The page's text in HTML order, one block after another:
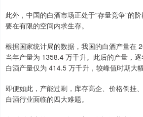
此外，中国的白酒市场正处于"存量竞争"的
要在有限的空间内求生存。
根据国家统计局的数据，我国的白酒产量在
当年产量为 1358.4 万千升。此后的产量，
白酒产量仅为 414.5 万千升，较峰值时期大幅
即便如此，产能过剩，库存高企、价格倒挂
白酒行业面临的四大难题。